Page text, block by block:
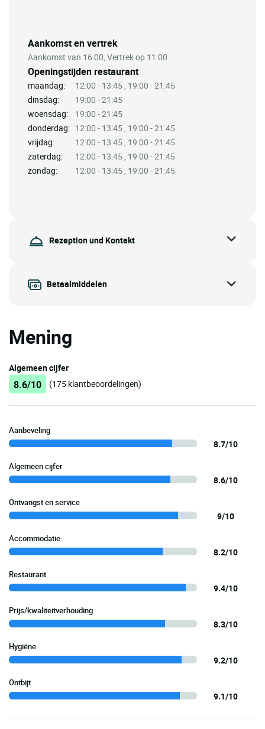
Aankomst en vertrek
Aankomst van 16:00, Vertrek op 11:00
Openingstijden restaurant
maandag:
12:00 - 13:45 , 19:00 - 21:45
dinsdag:
19:00 - 21:45
woensdag:
19:00 - 21:45
donderdag: 12:00 - 13:45 , 19:00 - 21:45
vrijdag:
12:00 - 13:45 , 19:00 - 21:45
zaterdag:
12:00 - 13:45 , 19:00 - 21:45
zondag:
12:00 - 13:45 , 19:00 - 21:45
Rezeption und Kontakt
Betaalmiddelen
Mening
Algemeen cijfer
8.6/10 (175 klantbeoordelingen)
Aanbeveling
8.7/10
Algemeen cijfer
8.6/10
Ontvangst en service
9/10
Accommodatie
8.2/10
Restaurant
9.4/10
Prijs/kwaliteitverhouding
8.3/10
Hygiëne
9.2/10
Ontbijt
9.1/10